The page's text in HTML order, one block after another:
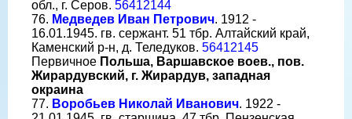
обл., г. Серов. 56412144
76. Медведев Иван Петрович. 1912 -
16.01.1945. гв. сержант. 51 тбр. Алтайский край,
Каменский р-н, д. Теледуков. 56412145
Первичное Польша, Варшавское воев., пов.
Жирардувский, г. Жирардув, западная
окраина
77. Воробьев Николай Иванович. 1922 -